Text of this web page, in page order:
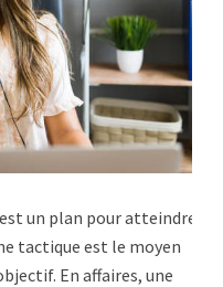
un plan pour atteindre
tactique est le moyen
En affaires, une